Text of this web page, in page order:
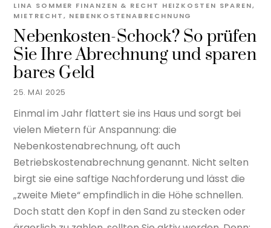
25. MAI 2025
Nebenkosten-Schock? So prüfen
Sie Ihre Abrechnung und sparen
bares Geld
LINA SOMMER FINANZEN & RECHT HEIZKOSTEN SPAREN,
MIETRECHT, NEBENKOSTENABRECHNUNG
Einmal im Jahr flattert sie ins Haus und sorgt bei
vielen Mietern für Anspannung: die
Nebenkostenabrechnung, oft auch
Betriebskostenabrechnung genannt. Nicht selten
birgt sie eine saftige Nachforderung und lässt die
„zweite Miete“ empfindlich in die Höhe schnellen.
Doch statt den Kopf in den Sand zu stecken oder